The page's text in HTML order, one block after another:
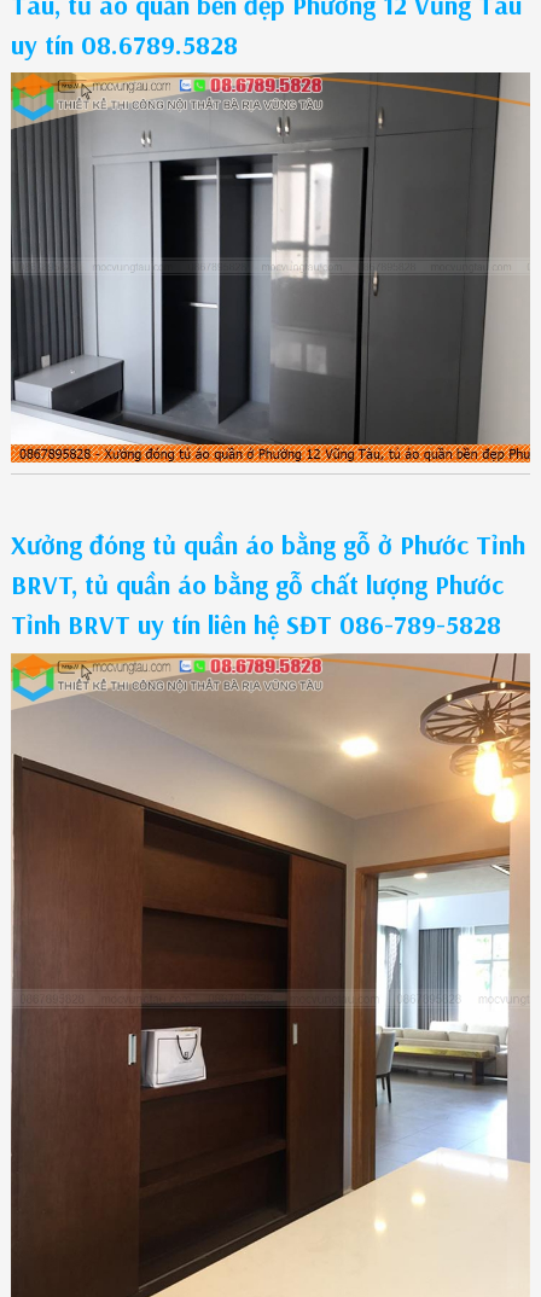
uy tín 08.6789.5828
Xưởng đóng tủ quần áo bằng gỗ ở Phước Tỉnh
BRVT, tủ quần áo bằng gỗ chất lượng Phước
Tỉnh BRVT uy tín liên hệ SĐT 086-789-5828